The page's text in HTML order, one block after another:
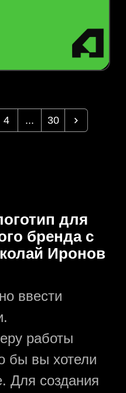
4 ... 30
для
бренда с
Иронов
ввести
работы
бы вы хотели
Для создания